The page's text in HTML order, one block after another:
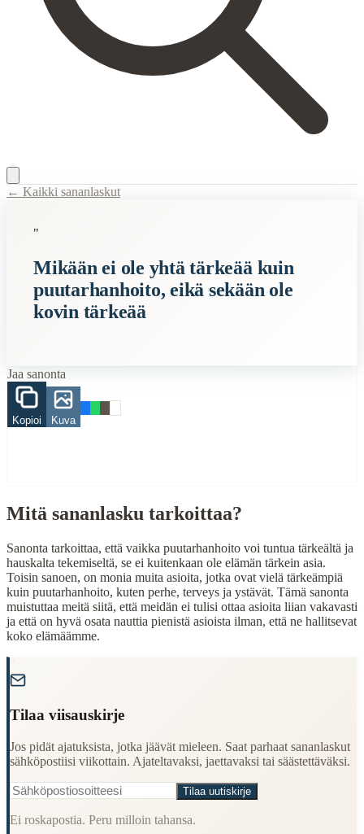
Description:Sanonta tarkoittaa, että vaikka puutarhanhoito voi
Semantic Themes
tärkeä
When to Use This Content
Language:Finnish (suomi)
Origin:Finland
Period:Traditional folk wisdom
← Kaikki sananlaskut
"
Mikään ei ole yhtä tärkeää kuin
puutarhanhoito, eikä sekään ole
kovin tärkeää
Jaa sanonta
Kopioi Kuva
Mitä sananlasku tarkoittaa?
Sanonta tarkoittaa, että vaikka puutarhanhoito voi tuntua tärkeältä ja
hauskalta tekemiseltä, se ei kuitenkaan ole elämän tärkein asia.
Toisin sanoen, on monia muita asioita, jotka ovat vielä tärkeämpiä
kuin puutarhanhoito, kuten perhe, terveys ja ystävät. Tämä sanonta
muistuttaa meitä siitä, että meidän ei tulisi ottaa asioita liian vakavasti
ja että on hyvä osata nauttia pienistä asioista ilman, että ne hallitsevat
koko elämäämme.
Tilaa viisauskirje
Jos pidät ajatuksista, jotka jäävät mieleen. Saat parhaat sananlaskut
sähköpostiisi viikottain. Ajateltavaksi, jaettavaksi tai säästettäväksi.
Tilaa uutiskirje
Ei roskapostia. Peru milloin tahansa.